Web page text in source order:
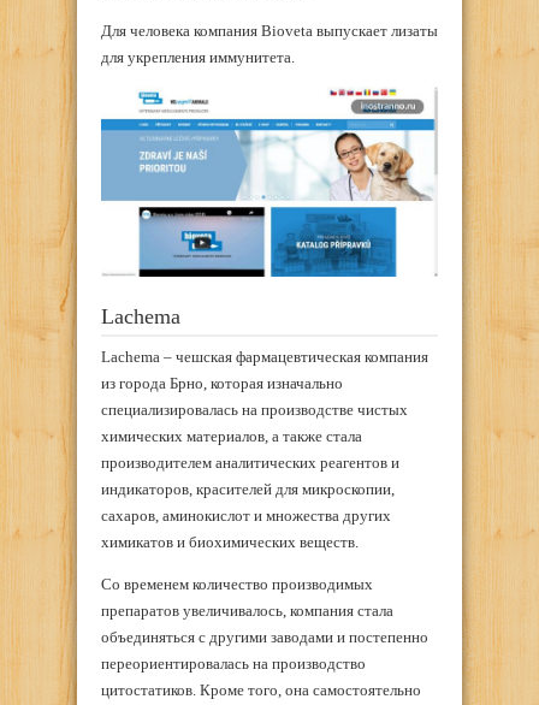
Для человека компания Bioveta выпускает лизаты
для укрепления иммунитета.
Lachema
Lachema ­– чешская фармацевтическая компания
из города Брно, которая изначально
специализировалась на производстве чистых
химических материалов, а также стала
производителем аналитических реагентов и
индикаторов, красителей для микроскопии,
сахаров, аминокислот и множества других
химикатов и биохимических веществ.
Со временем количество производимых
препаратов увеличивалось, компания стала
объединяться c другими заводами и постепенно
переориентировалась на производство
цитостатиков. Кроме того, она самостоятельно